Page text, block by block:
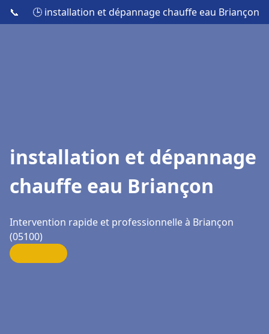
📞 🕒 installation et dépannage chauffe eau Briançon
installation et dépannage
chauffe eau Briançon
Intervention rapide et professionnelle à Briançon
(05100)